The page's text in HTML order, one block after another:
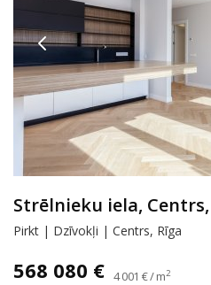
Strēlnieku iela,
Pirkt | Dzīvokļi | Centrs, Rīga
568 080 € 4 001 € / m2